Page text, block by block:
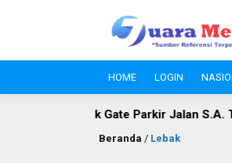
HOME LOGIN
Jalan S.A. Tirtayasa Lebak:
Beranda / Lebak